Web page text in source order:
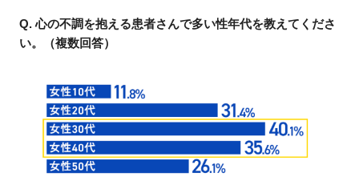
Q. 心の不調を抱える患者さんで多い性年代を教えてくださ
い。（複数回答）